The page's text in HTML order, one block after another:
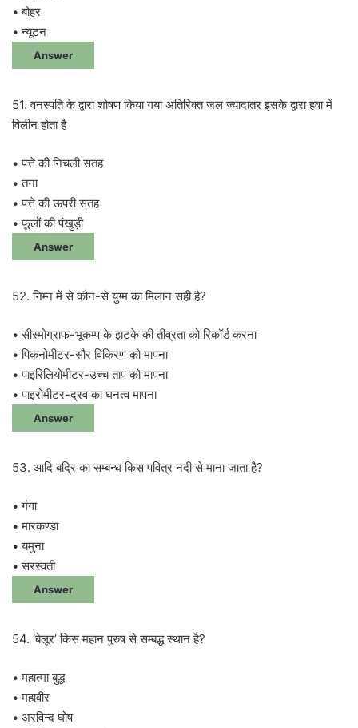
• बोहर
• न्यूटन
Answer
51. वनस्पति के द्वारा शोषण किया गया अतिरिक्त जल ज्यादातर इसके द्वारा हवा में
विलीन होता है
• पत्ते की निचली सतह
• तना
• पत्ते की ऊपरी सतह
• फूलों की पंखुड़ी
Answer
52. निम्न में से कौन-से युग्म का मिलान सही है?
• सीस्मोग्राफ-भूकम्प के झटके की तीव्रता को रिकॉर्ड करना
• पिकनोमीटर-सौर विकिरण को मापना
• पाइरिलियोमीटर-उच्च ताप को मापना
• पाइरोमीटर-द्रव का घनत्व मापना
Answer
53. आदि बद्रि का सम्बन्ध किस पवित्र नदी से माना जाता है?
• गंगा
• मारकण्डा
• यमुना
• सरस्वती
Answer
54. ‘बेलूर’ किस महान पुरुष से सम्बद्ध स्थान है?
• महात्मा बुद्ध
• महावीर
• अरविन्द घोष